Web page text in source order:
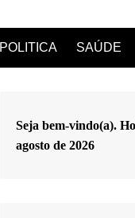
POLITICA SAÚDE
Seja bem-vindo(a).
agosto de 2026